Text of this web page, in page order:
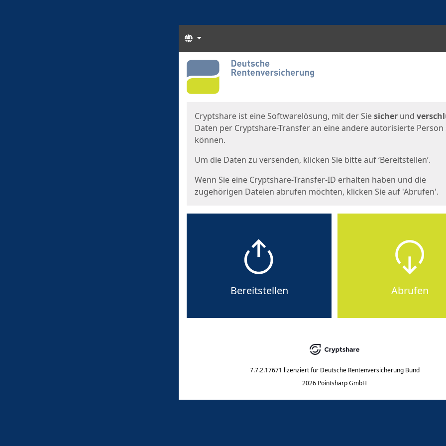
Sprachen
Start
Cryptshare ist eine Softwarelösung, mit der Siesicher und
Daten per Cryptshare-Transfer an eine andere autorisierte Person
können.
Um die Daten zu versenden, klicken Sie bitte auf ‘Bereitstellen’.
Wenn Sie eine Cryptshare-Transfer-ID erhalten haben und die
zugehörigen Dateien abrufen möchten, klicken Sie auf 'Abrufen'.
Bereitstellen Abrufen
7.7.2.17671 lizenziert für Deutsche Rentenversicherung Bund
2026 Pointsharp GmbH